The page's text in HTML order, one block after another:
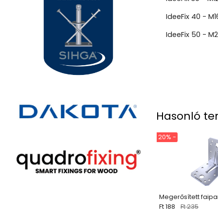
IdeeFix 40 -
IdeeFix 50 -
Hasonló
Megerősített
20% -
Ft 188 Ft 235